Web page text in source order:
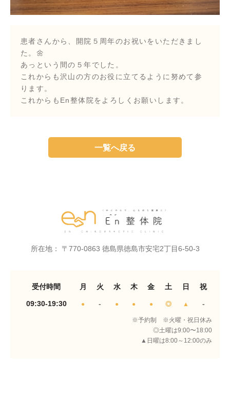
患者さんから、開院５周年のお祝いをいただきまし
た。🌼
あっという間の５年でした。
これからも沢山の方のお役に立てるように努めて参
ります。
これからもEn整体院をよろしくお願いします。
一覧へ戻る
所在地： 〒770-0863 徳島県徳島市安宅2丁目6-50-3
受付時間 月 火 水 木 金 土 日 祝
09:30-19:30 ● - ● ● ● ◎ ▲ -
※予約制 ※火曜・祝日休み
◎土曜は9:00〜18:00
▲日曜は8:00～12:00のみ